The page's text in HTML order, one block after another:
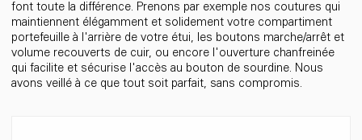
font toute la différence. Prenons par exemple nos coutures qui
maintiennent élégamment et solidement votre compartiment
portefeuille à l'arrière de votre étui, les boutons marche/arrêt et
volume recouverts de cuir, ou encore l'ouverture chanfreinée
qui facilite et sécurise l'accès au bouton de sourdine. Nous
avons veillé à ce que tout soit parfait, sans compromis.